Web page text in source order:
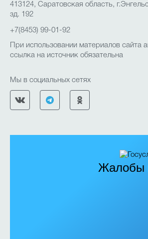
413124, Саратовская область,
зд. 192
+7(8453) 99-01-92
При использовании материалов сайта
ссылка на источник обязательна
Мы в социальных сетях
Жалобы